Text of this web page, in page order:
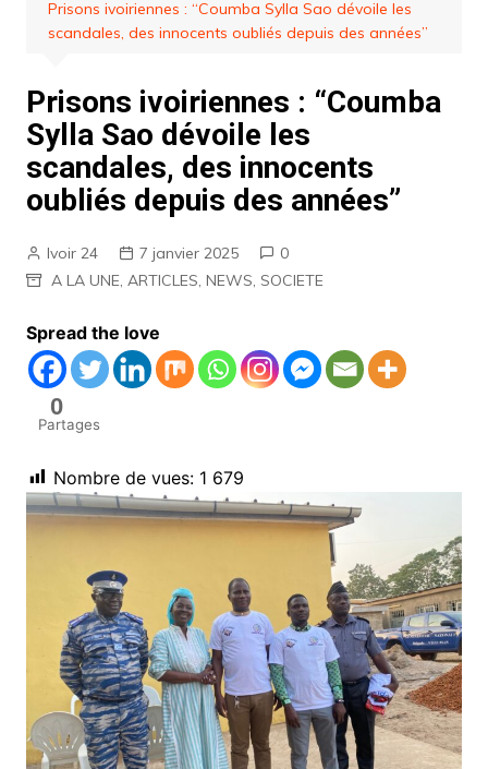
Prisons ivoiriennes : “Coumba Sylla Sao dévoile les
scandales, des innocents oubliés depuis des années”
Prisons ivoiriennes : “Coumba
Sylla Sao dévoile les
scandales, des innocents
oubliés depuis des années”
Ivoir 24 7 janvier 2025
0
A LA UNE, ARTICLES, NEWS, SOCIETE
Spread the love
0
Partages
Nombre de vues: 1 679